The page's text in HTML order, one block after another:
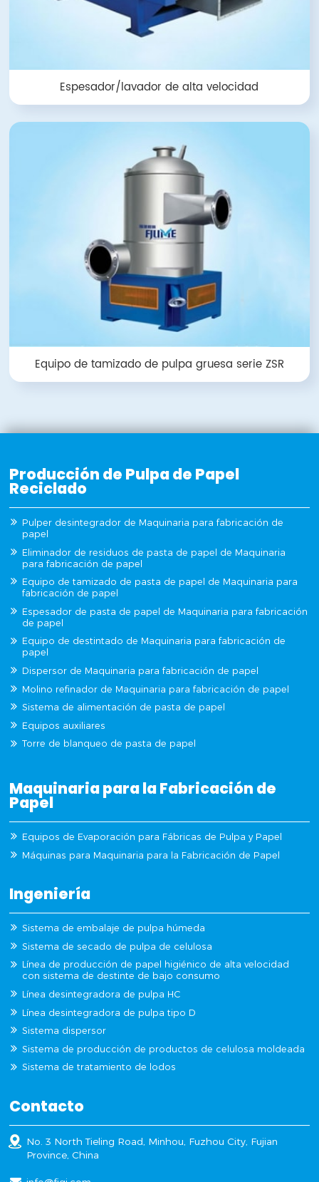
Espesador/lavador de alta velocidad
Equipo de tamizado de pulpa gruesa serie ZSR
Producción de Pulpa de Papel
Reciclado
Pulper desintegrador de Maquinaria para fabricación de
papel
Eliminador de residuos de pasta de papel de Maquinaria
para fabricación de papel
Equipo de tamizado de pasta de papel de Maquinaria para
fabricación de papel
Espesador de pasta de papel de Maquinaria para fabricación
de papel
Equipo de destintado de Maquinaria para fabricación de
papel
Dispersor de Maquinaria para fabricación de papel
Molino refinador de Maquinaria para fabricación de papel
Sistema de alimentación de pasta de papel
Equipos auxiliares
Torre de blanqueo de pasta de papel
Maquinaria para la Fabricación de
Papel
Equipos de Evaporación para Fábricas de Pulpa y Papel
Máquinas para Maquinaria para la Fabricación de Papel
Ingeniería
Sistema de embalaje de pulpa húmeda
Sistema de secado de pulpa de celulosa
Línea de producción de papel higiénico de alta velocidad
con sistema de destinte de bajo consumo
Línea desintegradora de pulpa HC
Línea desintegradora de pulpa tipo D
Sistema dispersor
Sistema de producción de productos de celulosa moldeada
Sistema de tratamiento de lodos
Contacto
No. 3 North Tieling Road, Minhou, Fuzhou City, Fujian
Province, China